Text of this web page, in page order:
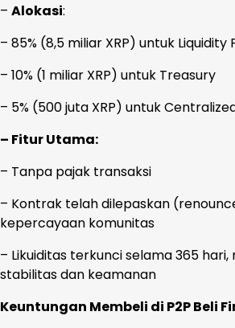
– Alokasi:
– 85% (8,5 miliar XRP) untuk Liquidity
– 10% (1 miliar XRP) untuk Treasury
– 5% (500 juta XRP) untuk
– Fitur Utama:
– Tanpa pajak transaksi
– Kontrak telah dilepaskan
kepercayaan komunitas
– Likuiditas terkunci selama 365
stabilitas dan keamanan
Keuntungan Membeli di P2P Beli